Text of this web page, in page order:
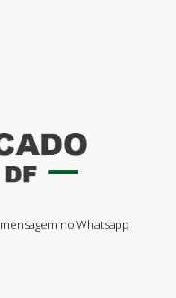
no Whatsapp